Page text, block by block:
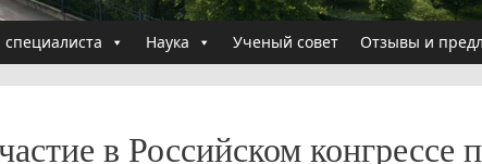
Наука Ученый совет Отзывы и
в Российском конгрессе